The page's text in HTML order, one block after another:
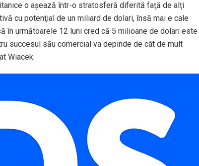
o așează într-o stratosferă diferită faţă de alţi
cu potenţial de un miliard de dolari, însă mai e cale
în următoarele 12 luni cred că 5 milioane de dolari este
succesul său comercial va depinde de cât de mult
Wiacek.